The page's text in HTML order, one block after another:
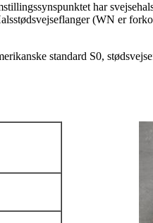
har
(WN er
standard S0,